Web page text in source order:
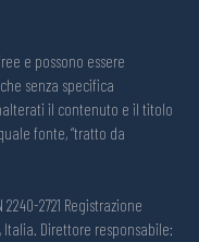
e possono essere
senza specifica
il contenuto e il titolo
fonte, “tratto da
2721 Registrazione
Italia. Direttore responsabile: